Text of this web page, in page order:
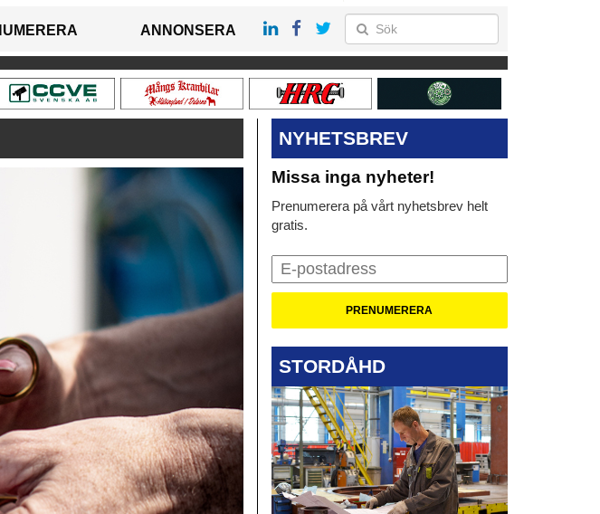
ANNONSERA
NYHETSBREV
Missa inga nyheter!
Prenumerera på vårt nyhetsbrev helt
gratis.
STORDÅHD